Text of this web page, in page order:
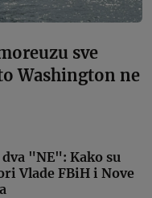
sve
Washington ne
"NE": Kako su
Vlade FBiH i Nove